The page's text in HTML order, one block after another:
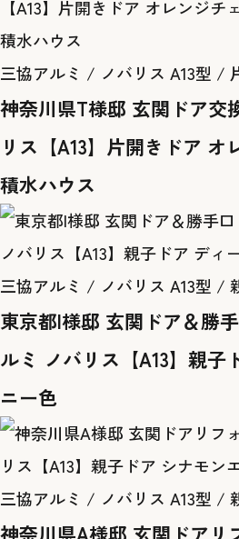
積水ハウス
三協アルミ / ノバリス A13型 /
神奈川県T様邸 玄関ドア交
リス【A13】片開きドア オ
積水ハウス
三協アルミ / ノバリス A13型 /
東京都I様邸 玄関ドア＆勝
ルミ ノバリス【A13】親子
ニー色
三協アルミ / ノバリス A13型 /
神奈川県A様邸 玄関ドアリ